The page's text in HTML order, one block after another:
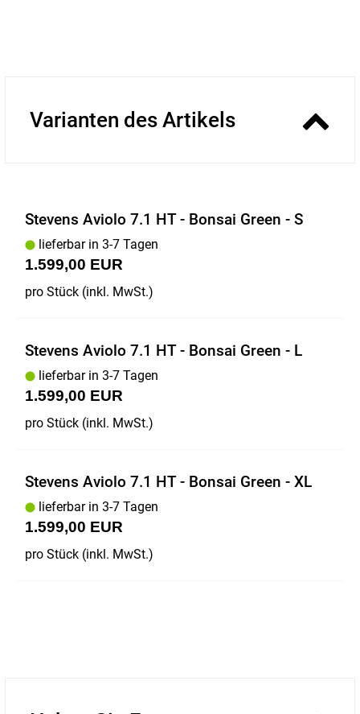
Varianten des Artikels
Stevens Aviolo 7.1 HT - Bonsai Green - S
lieferbar in 3-7 Tagen
1.599,00 EUR
pro Stück (inkl. MwSt.)
Stevens Aviolo 7.1 HT - Bonsai Green - L
lieferbar in 3-7 Tagen
1.599,00 EUR
pro Stück (inkl. MwSt.)
Stevens Aviolo 7.1 HT - Bonsai Green - XL
lieferbar in 3-7 Tagen
1.599,00 EUR
pro Stück (inkl. MwSt.)